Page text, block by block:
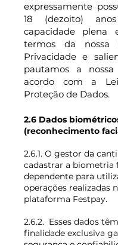
expressamente
18 (dezoito)
capacidade plena
termos da nossa
Privacidade e
pautamos a
acordo com a
Proteção de Dados.
2.6 Dados
(reconhecimento
2.6.1. O gestor da
cadastrar a biometria
dependente para
operações realizadas
plataforma Festpay.
2.6.2. Esses dados
finalidade exclusiva